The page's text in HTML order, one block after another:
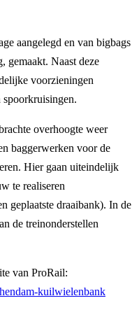
aangelegd en van bigbags
gemaakt. Naast deze
voorzieningen
overhoogte weer
baggerwerken voor de
Hier gaan uiteindelijk
te realiseren
geplaatste draaibank). In de
de treinonderstellen
van ProRail:
kuilwielenbank